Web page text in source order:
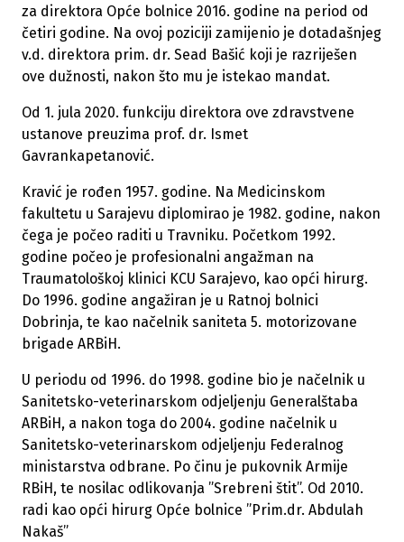
za direktora Opće bolnice 2016. godine na period od
četiri godine. Na ovoj poziciji zamijenio je dotadašnjeg
v.d. direktora prim. dr. Sead Bašić koji je razriješen
ove dužnosti, nakon što mu je istekao mandat.
Od 1. jula 2020. funkciju direktora ove zdravstvene
ustanove preuzima prof. dr. Ismet
Gavrankapetanović.
Kravić je rođen 1957. godine. Na Medicinskom
fakultetu u Sarajevu diplomirao je 1982. godine, nakon
čega je počeo raditi u Travniku. Početkom 1992.
godine počeo je profesionalni angažman na
Traumatološkoj klinici KCU Sarajevo, kao opći hirurg.
Do 1996. godine angažiran je u Ratnoj bolnici
Dobrinja, te kao načelnik saniteta 5. motorizovane
brigade ARBiH.
U periodu od 1996. do 1998. godine bio je načelnik u
Sanitetsko-veterinarskom odjeljenju Generalštaba
ARBiH, a nakon toga do 2004. godine načelnik u
Sanitetsko-veterinarskom odjeljenju Federalnog
ministarstva odbrane. Po činu je pukovnik Armije
RBiH, te nosilac odlikovanja ”Srebreni štit”. Od 2010.
radi kao opći hirurg Opće bolnice ”Prim.dr. Abdulah
Nakaš”